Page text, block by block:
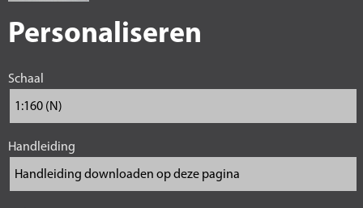
Personaliseren
Schaal
Handleiding